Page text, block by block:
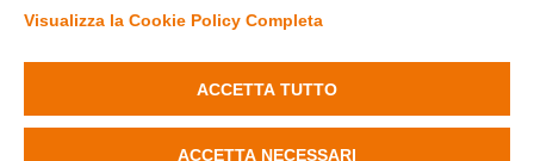
Modifica preferenze Cookie
Fenyx Italia SRL - Sede operativa: Ugento (LE) 73059 Via delle industrie
n. 14 - C.F./P.IVA 04690170750
Visualizza la Cookie Policy Completa
ACCETTA TUTTO
ACCETTA NECESSARI